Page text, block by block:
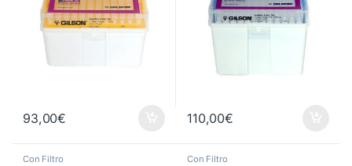
93,00€ 110,00€
Con Filtro Con Filtro